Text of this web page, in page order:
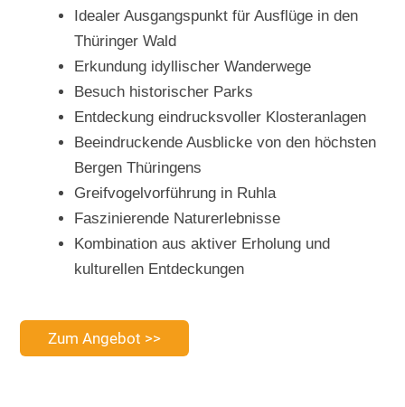
Idealer Ausgangspunkt für Ausflüge in den
Thüringer Wald
Erkundung idyllischer Wanderwege
Besuch historischer Parks
Entdeckung eindrucksvoller Klosteranlagen
Beeindruckende Ausblicke von den höchsten
Bergen Thüringens
Greifvogelvorführung in Ruhla
Faszinierende Naturerlebnisse
Kombination aus aktiver Erholung und
kulturellen Entdeckungen
Zum Angebot >>